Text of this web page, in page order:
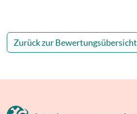
Zurück zur Bewertungsübersicht